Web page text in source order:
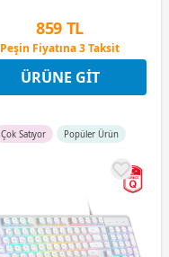
859 TL
Peşin Fiyatına 3 Taksit
12 Ay x 101 TL taksitle
Peşin Fiyatına 3 Taksit
ÜRÜNE GIT
Çok Satıyor Popüler Ürün